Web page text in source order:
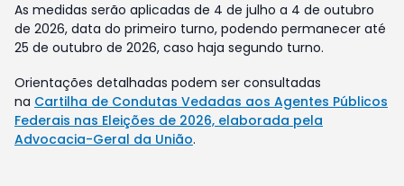
As medidas serão aplicadas de 4 de julho a 4 de outubro
de 2026, data do primeiro turno, podendo permanecer até
25 de outubro de 2026, caso haja segundo turno.
Orientações detalhadas podem ser consultadas
na Cartilha de Condutas Vedadas aos Agentes Públicos
Federais nas Eleições de 2026, elaborada pela
Advocacia-Geral da União.